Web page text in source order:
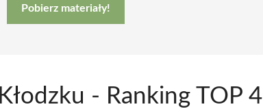
Pobierz materiały!
- Ranking TOP 4